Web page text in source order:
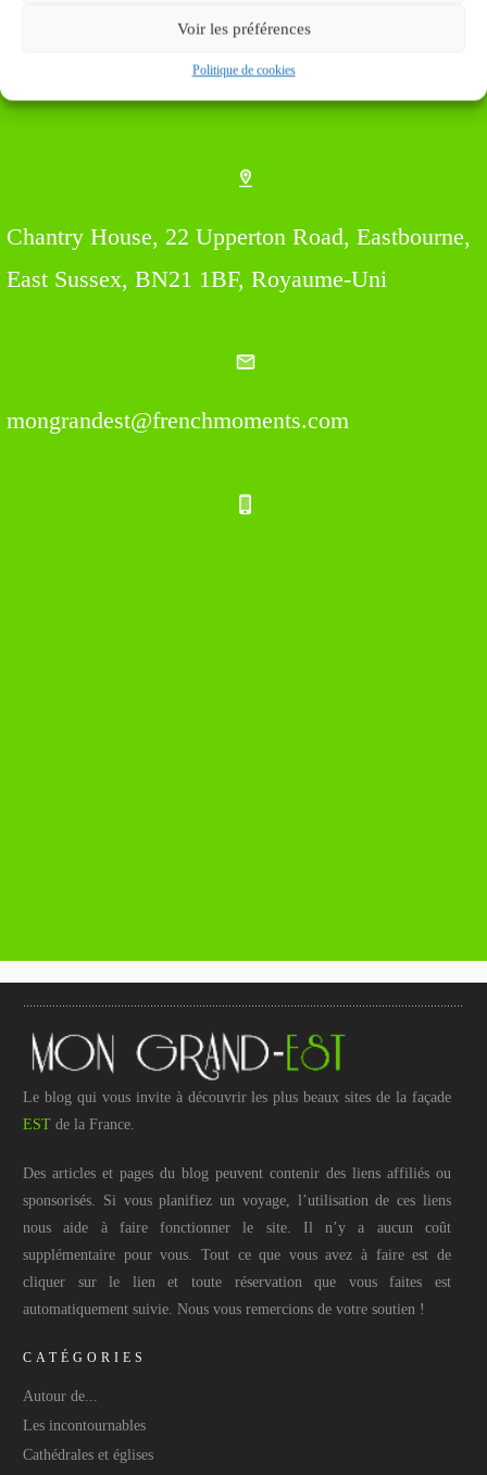
Voir les préférences
Politique de cookies
Chantry House, 22 Upperton Road, Eastbourne,
East Sussex, BN21 1BF, Royaume-Uni
mongrandest@frenchmoments.com
Le blog qui vous invite à découvrir les plus beaux sites de la façade
EST de la France.
Des articles et pages du blog peuvent contenir des liens affiliés ou
sponsorisés. Si vous planifiez un voyage, l’utilisation de ces liens
nous aide à faire fonctionner le site. Il n’y a aucun coût
supplémentaire pour vous. Tout ce que vous avez à faire est de
cliquer sur le lien et toute réservation que vous faites est
automatiquement suivie. Nous vous remercions de votre soutien !
CATÉGORIES
Autour de...
Les incontournables
Cathédrales et églises